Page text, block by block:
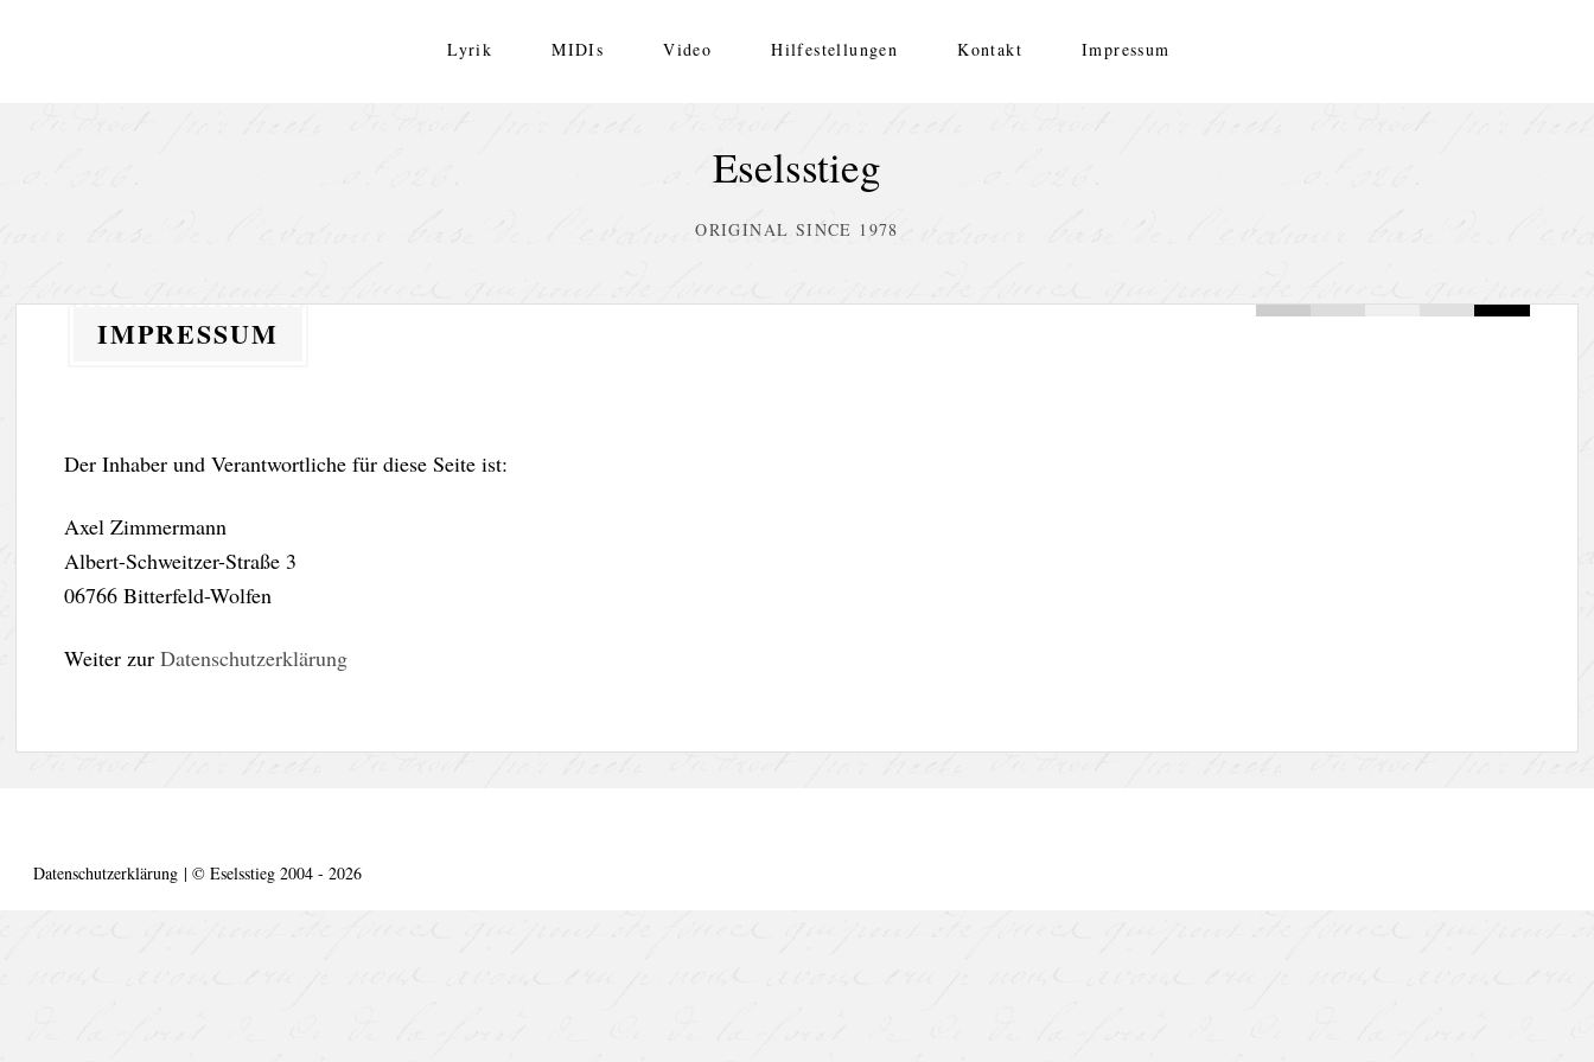
Lyrik MIDIs Video Hilfestellungen Kontakt Impressum
Eselsstieg
ORIGINAL SINCE 1978
IMPRESSUM
Der Inhaber und Verantwortliche für diese Seite ist:
Axel Zimmermann
Albert-Schweitzer-Straße 3
06766 Bitterfeld-Wolfen
Weiter zurDatenschutzerklärung
Datenschutzerklärung | ©Eselsstieg 2004 - 2026